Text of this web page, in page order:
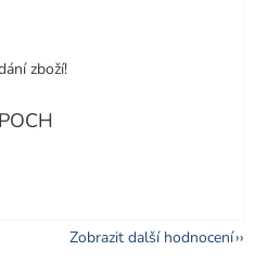
je 5 z 5 hvězdiček.
zboží!
je 5 z 5 hvězdiček.
Zobrazit další hodnocení